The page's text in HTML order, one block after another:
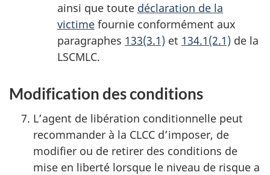
ainsi que toute déclaration de la
victime fournie conformément aux
paragraphes 133(3.1) et 134.1(2.1) de la
LSCMLC.
Modification des conditions
L’agent de libération conditionnelle peut
recommander à la CLCC d’imposer, de
modifier ou de retirer des conditions de
mise en liberté lorsque le niveau de risque a